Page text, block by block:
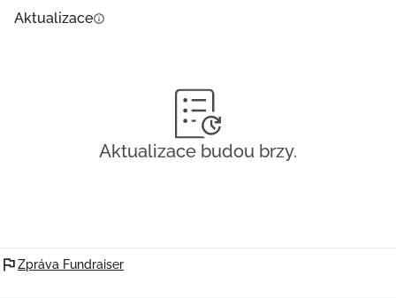
Aktualizaceinfo
Aktualizace budou brzy.
flagZpráva Fundraiser